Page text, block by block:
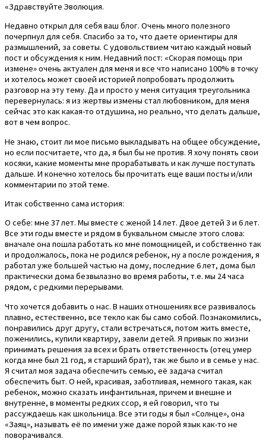
«Здравствуйте Эволюция.
Недавно открыл для себя ваш блог. Очень много полезного
почерпнул для себя. Спасибо за то, что даете ориентиры для
размышлений, за советы. С удовольствием читаю каждый новый
пост и обсуждения к ним. Недавний пост: «Скорая помощь при
измене» очень актуален для меня и все что написано 100% в точку
и хотелось может своей историей попробовать продолжить
разговор на эту тему. Да и просто у меня ситуация треугольника
перевернулась: я из жертвы измены стал любовником, для меня
сейчас это как какая-то отдушина, но реально, что делать дальше,
вот в чем вопрос.
Не знаю, стоит ли мое письмо выкладывать на общее обсуждение,
но если посчитаете, что да, я был бы не против. Я хочу понять свои
косяки, какие моменты мне прорабатывать и как лучше поступать
дальше. И конечно хотелось бы прочитать еще ваши посты и/или
комментарии по этой теме.
Итак собственно сама история:
О себе: мне 37 лет. Мы вместе с женой 14 лет. Двое детей 3 и 6 лет.
Все эти годы вместе и рядом в буквальном смысле этого слова:
вначале она пошла работать ко мне помощницей, и собственно так
и продолжалось, пока не родился ребенок, ну а после рождения, я
работал уже большей частью на дому, последние 6 лет, дома был
практически дома безвылазно во время работы, т.е. мы 24 часа
рядом, с редкими перерывами.
Что хочется добавить о нас. В наших отношениях все развивалось
плавно, естественно, все текло как бы само собой. Познакомились,
понравились друг другу, стали встречаться, потом жить вместе,
поженились, купили квартиру, завели детей. Я привык по жизни
принимать решения за всех и брать ответственность (отец умер
когда мне был 21 год, я старший брат), так же было и в семье у нас.
Я считал моя задача обеспечить семью, её задача считал
обеспечить быт. О ней, красивая, заботливая, немного такая, как
ребенок, можно сказать инфантильная, причем и внешне и
внутренне, в моменты редких ссор, я ей говорил, что ты
рассуждаешь как школьница. Все эти годы я был «Солнце», она
«Заяц», называть её по имени уже даже порой язык как-то не
поворачивался.